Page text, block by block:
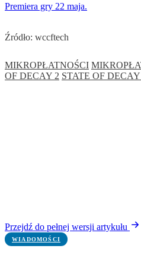
Premiera gry 22 maja.
Źródło: wccftech
MIKROPŁATNOŚCI
OF DECAY 2 STATE OF DECAY
Przejdź do pełnej wersji artykułu
WIADOMOŚCI